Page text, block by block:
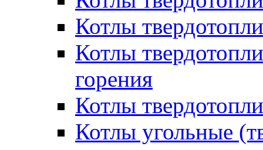
Котлы
Котлы
горения
Котлы
Котлы угольные